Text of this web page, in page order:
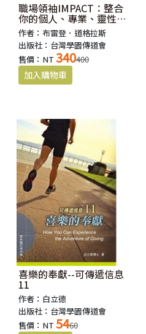
職場領袖IMPACT：整合
你的個人、專業、靈性生
活，活出翻轉世界的影響
力
作者：布雷登．道格拉斯
出版社：台灣學園傳道會
售價：NT 340400
喜樂的奉獻--可傳遞信息
11
作者：白立德
出版社：台灣學園傳道會
售價：NT 5460